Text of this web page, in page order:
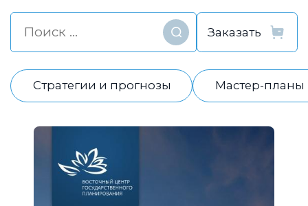
Найти
Стратегии и прогнозы Мастер-планы